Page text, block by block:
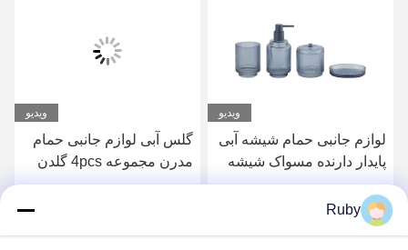
ویدیو
لوازم جانبی حمام شیشه آبی
پایدار دارنده مسواک شیشه
ای قطب عمودی با پایه
کوچکتر
بهترین قیمت رو بدست بیار
ویدیو
گلس آبی لوازم جانبی حمام
مدرن مجموعه 4pcs گلدن
پمپ سر توزیع کننده با خط
بهترین قیمت رو بدست بیار Ruby